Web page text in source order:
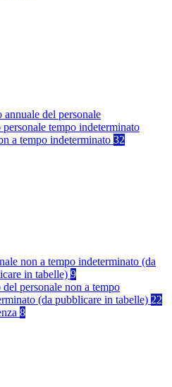
annuale del personale
personale tempo indeterminato
a tempo indeterminato 32
non a tempo indeterminato (da
in tabelle) 9
del personale non a tempo
(da pubblicare in tabelle) 22
8